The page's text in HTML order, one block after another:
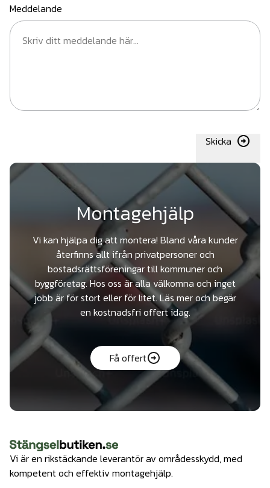
Meddelande
Skicka
Montagehjälp
Vi kan hjälpa dig att montera! Bland våra kunder
återfinns allt ifrån privatpersoner och
bostadsrättsföreningar till kommuner och
byggföretag. Hos oss är alla välkomna och inget
jobb är för stort eller för litet. Läs mer och begär
en kostnadsfri offert idag.
Få offert
Vi är en rikstäckande leverantör av områdesskydd, med
kompetent och effektiv montagehjälp.